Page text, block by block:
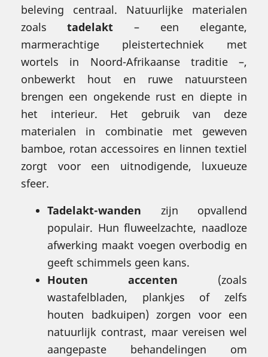
beleving centraal. Natuurlijke materialen
zoals tadelakt – een elegante,
marmerachtige pleistertechniek met
wortels in Noord-Afrikaanse traditie –,
onbewerkt hout en ruwe natuursteen
brengen een ongekende rust en diepte in
het interieur. Het gebruik van deze
materialen in combinatie met geweven
bamboe, rotan accessoires en linnen textiel
zorgt voor een uitnodigende, luxueuze
sfeer.
Tadelakt-wanden zijn opvallend
populair. Hun fluweelzachte, naadloze
afwerking maakt voegen overbodig en
geeft schimmels geen kans.
Houten accenten (zoals
wastafelbladen, plankjes of zelfs
houten badkuipen) zorgen voor een
natuurlijk contrast, maar vereisen wel
aangepaste behandelingen om